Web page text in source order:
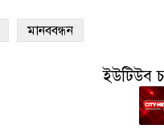
মানববন্ধন
ইউটিউব